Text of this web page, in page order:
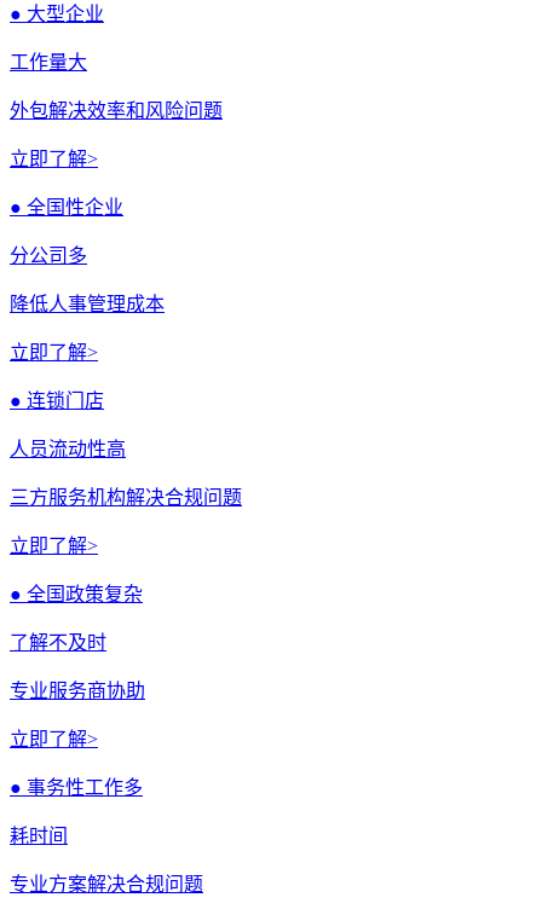
● 大型企业
工作量大
外包解决效率和风险问题
立即了解>
● 全国性企业
分公司多
降低人事管理成本
立即了解>
● 连锁门店
人员流动性高
三方服务机构解决合规问题
立即了解>
● 全国政策复杂
了解不及时
专业服务商协助
立即了解>
● 事务性工作多
耗时间
专业方案解决合规问题